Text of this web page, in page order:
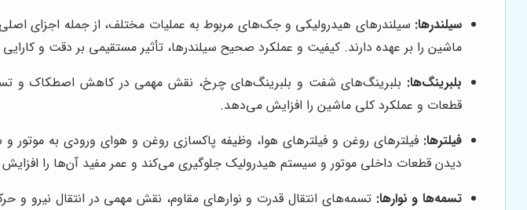
سیلندرها: سیلندرهای هیدرولیکی و جک‌های مربوط به عملیات مختلف، از جمله اجزای
ماشین را بر عهده دارند. کیفیت و عملکرد صحیح سیلندرها، تأثیر مستقیمی بر دقت و
بلبرینگ‌ها: بلبرینگ‌های شفت و بلبرینگ‌های چرخ، نقش مهمی در کاهش اصطکاک و
قطعات و عملکرد کلی ماشین را افزایش می‌دهد.
فیلترها: فیلترهای روغن و فیلترهای هوا، وظیفه پاکسازی روغن و هوای ورودی به موتور
دیدن قطعات داخلی موتور و سیستم هیدرولیک جلوگیری می‌کند و عمر مفید آن‌ها را
تسمه‌ها و نوارها: تسمه‌های انتقال قدرت و نوارهای مقاوم، نقش مهمی در انتقال نیرو و